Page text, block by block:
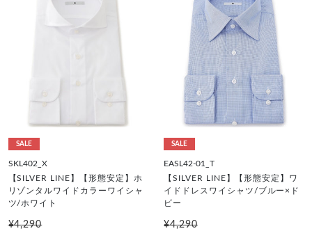
SALE
SKL402_X
【SILVER LINE】【形態安定】ホ
リゾンタルワイドカラーワイシャ
ツ/ホワイト
¥4,290
SALE
EASL42-01_T
【SILVER LINE】【形態安定】ワ
イドドレスワイシャツ/ブルー×ド
ビー
¥4,290